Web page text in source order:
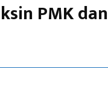
PMK dan